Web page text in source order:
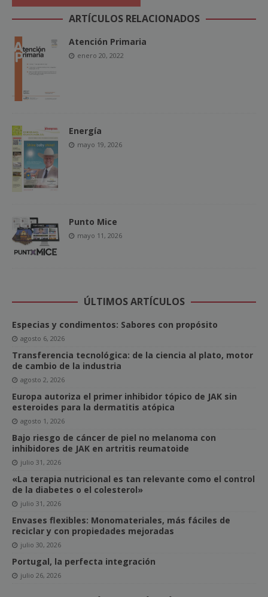
ARTÍCULOS RELACIONADOS
Atención Primaria
enero 20, 2022
Energía
mayo 19, 2026
Punto Mice
mayo 11, 2026
ÚLTIMOS ARTÍCULOS
Especias y condimentos: Sabores con propósito
agosto 6, 2026
Transferencia tecnológica: de la ciencia al plato, motor
de cambio de la industria
agosto 2, 2026
Europa autoriza el primer inhibidor tópico de JAK sin
esteroides para la dermatitis atópica
agosto 1, 2026
Bajo riesgo de cáncer de piel no melanoma con
inhibidores de JAK en artritis reumatoide
julio 31, 2026
«La terapia nutricional es tan relevante como el control
de la diabetes o el colesterol»
julio 31, 2026
Envases flexibles: Monomateriales, más fáciles de
reciclar y con propiedades mejoradas
julio 30, 2026
Portugal, la perfecta integración
julio 26, 2026